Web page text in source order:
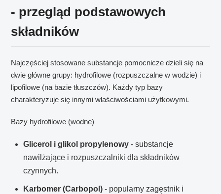
- przegląd podstawowych
składników
Najczęściej stosowane substancje pomocnicze dzieli się na
dwie główne grupy: hydrofilowe (rozpuszczalne w wodzie) i
lipofilowe (na bazie tłuszczów). Każdy typ bazy
charakteryzuje się innymi właściwościami użytkowymi.
Bazy hydrofilowe (wodne)
Glicerol i glikol propylenowy - substancje
nawilżające i rozpuszczalniki dla składników
czynnych.
Karbomer (Carbopol)- popularny zagęstnik i